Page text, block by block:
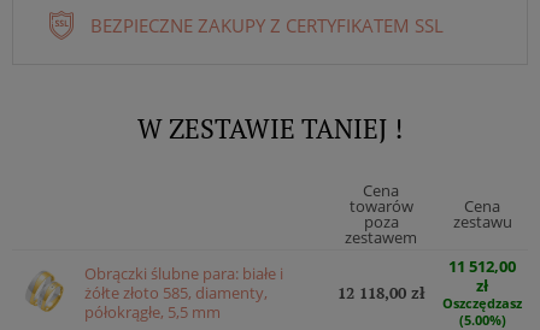
BEZPIECZNE ZAKUPY Z CERTYFIKATEM SSL
W ZESTAWIE TANIEJ !
Cena
towarów
poza
zestawem
Cena
zestawu
Obrączki ślubne para: białe i
żółte złoto 585, diamenty,
półokrągłe, 5,5 mm
12 118,00 zł
11 512,00
zł
Oszczędzasz
(5.00%)